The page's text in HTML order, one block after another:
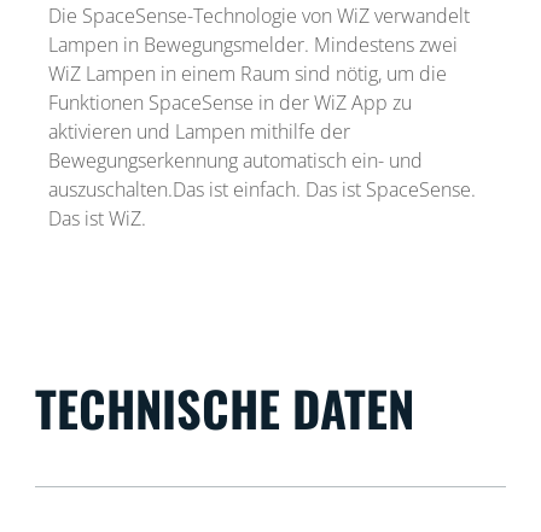
Die SpaceSense-Technologie von WiZ verwandelt
Lampen in Bewegungsmelder. Mindestens zwei
WiZ Lampen in einem Raum sind nötig, um die
Funktionen SpaceSense in der WiZ App zu
aktivieren und Lampen mithilfe der
Bewegungserkennung automatisch ein- und
auszuschalten.Das ist einfach. Das ist SpaceSense.
Das ist WiZ.
TECHNISCHE DATEN